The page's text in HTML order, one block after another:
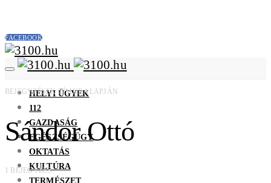
FACEBOOK
HELYI ÜGYEK
112
GAZDASÁG
EGÉSZSÉGÜGY
OKTATÁS
KULTÚRA
TERMÉSZET
BEJEGYZÉSEK CÍMKE ALAPJÁN
Sándor Ottó
1 BEJEGYZÉS